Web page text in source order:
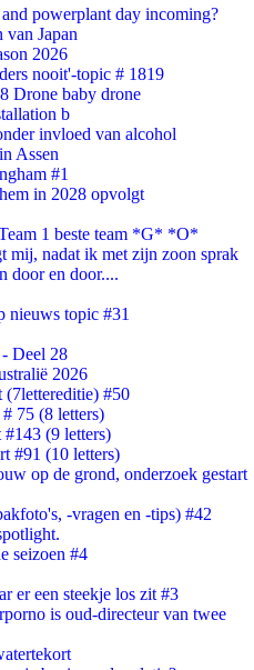
powerplant day incoming?
Japan
2026
nooit'-topic # 1819
Drone baby drone
b
invloed van alcohol
Assen
#1
in 2028 opvolgt
1 beste team *G* *O*
mij, nadat ik met zijn zoon sprak
door en door....
nieuws topic #31
Deel 28
2026
(7lettereditie) #50
75 (8 letters)
#143 (9 letters)
#91 (10 letters)
op de grond, onderzoek gestart
-vragen en -tips) #42
seizoen #4
er een steekje los zit #3
is oud-directeur van twee